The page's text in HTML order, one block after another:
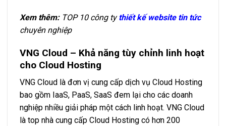
Xem thêm: TOP 10 công tythiết kế website tin tức
chuyên nghiệp
VNG Cloud – Khả năng tùy chỉnh linh hoạt
cho Cloud Hosting
VNG Cloud là đơn vị cung cấp dịch vụ Cloud Hosting
bao gồm IaaS, PaaS, SaaS đem lại cho các doanh
nghiệp nhiều giải pháp một cách linh hoạt. VNG Cloud
là top nhà cung cấp Cloud Hosting có hơn 200